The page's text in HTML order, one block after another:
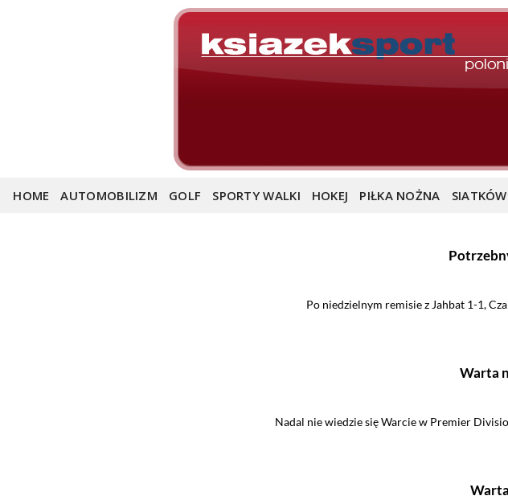
HOME AUTOMOBILIZM GOLF SPORTY WALKI HOKEJ PIŁKA NOŻNA
Po niedzielnym remisie z Jahbat 1-1,
Warta
Nadal nie wiedzie się Warcie w Premier